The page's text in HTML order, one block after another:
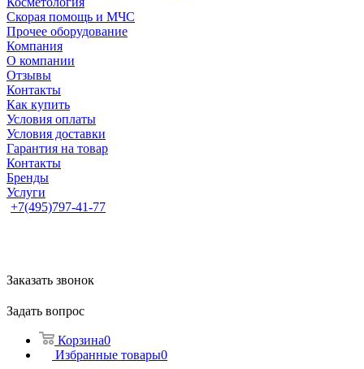
Скорая помощь и МЧС
Прочее оборудование
Компания
О компании
Отзывы
Контакты
Как купить
Условия оплаты
Условия доставки
Гарантия на товар
Контакты
Бренды
Услуги
+7(495)797-41-77
Заказать звонок
Задать вопрос
Корзина0
Избранные товары0